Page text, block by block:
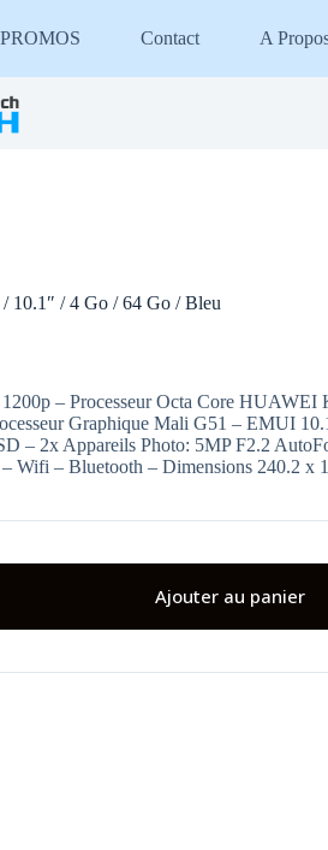
PROMOS Contact A
10.1″ / 4 Go / 64 Go / Bleu
– Processeur Octa Core
Graphique Mali G51 – EMUI
– 2x Appareils Photo: 5MP F2.2
Wifi – Bluetooth – Dimensions 240.2 x
Ajouter au panier